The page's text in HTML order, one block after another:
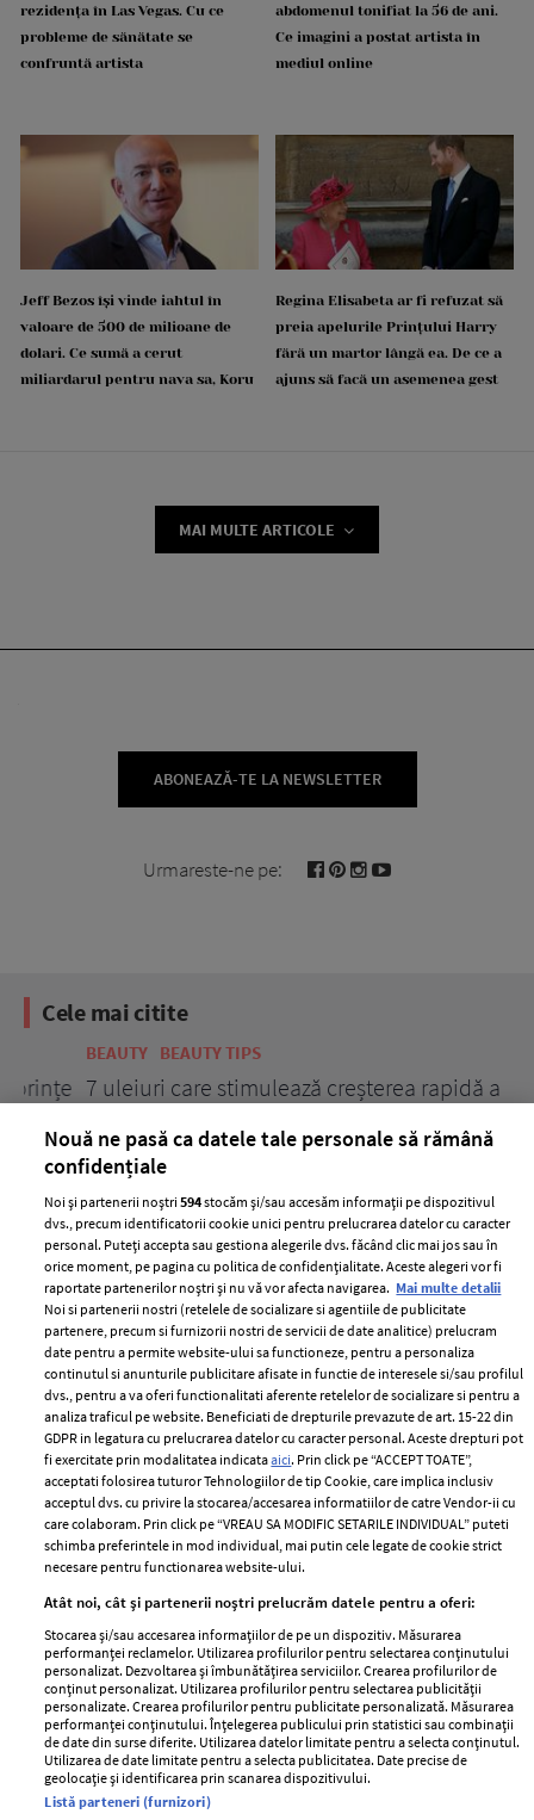
rezidența în Las Vegas. Cu ce
probleme de sănătate se
confruntă artista
abdomenul tonifiat la 56 de ani.
Ce imagini a postat artista în
mediul online
Jeff Bezos își vinde iahtul în
valoare de 500 de milioane de
dolari. Ce sumă a cerut
miliardarul pentru nava sa, Koru
Regina Elisabeta ar fi refuzat să
preia apelurile Prințului Harry
fără un martor lângă ea. De ce a
ajuns să facă un asemenea gest
MAI MULTE ARTICOLE
ABONEAZĂ-TE LA NEWSLETTER
Urmareste-ne pe:
Cele mai citite
BEAUTY TIPS
7 uleiuri care stimulează creșterea rapidă a
ELLE Style Awards
2024
Despre ELLE
Romania
Contact
Abonamente
Termeni si conditii
Politica de
confidențialitate
Politica de cookies
Publicitate
GSP
Unica
Baby
Retete
femei
Viva
Avantaje
Retete practice
Pariază responsabil! Decizia ONJN nr. 821/25.09.2025.
Jocurile de noroc sunt interzise minorilor.
Nouă ne pasă ca datele tale personale să rămână
confidențiale
Noi și partenerii noștri594stocăm și/sau accesăm informații pe dispozitivul
dvs., precum identificatorii cookie unici pentru prelucrarea datelor cu caracter
personal. Puteți accepta sau gestiona alegerile dvs. făcând clic mai jos sau în
orice moment, pe pagina cu politica de confidențialitate. Aceste alegeri vor fi
raportate partenerilor noștri și nu vă vor afecta navigarea. Mai multe detalii
Noi si partenerii nostri (retelele de socializare si agentiile de publicitate
partenere, precum si furnizorii nostri de servicii de date analitice) prelucram
date pentru a permite website-ului sa functioneze, pentru a personaliza
continutul si anunturile publicitare afisate in functie de interesele si/sau profilul
dvs., pentru a va oferi functionalitati aferente retelelor de socializare si pentru a
analiza traficul pe website. Beneficiati de drepturile prevazute de art. 15-22 din
GDPR in legatura cu prelucrarea datelor cu caracter personal. Aceste drepturi pot
fi exercitate prin modalitatea indicataaici. Prin click pe “ACCEPT TOATE”,
acceptati folosirea tuturor Tehnologiilor de tip Cookie, care implica inclusiv
acceptul dvs. cu privire la stocarea/accesarea informatiilor de catre Vendor-ii cu
care colaboram. Prin click pe “VREAU SA MODIFIC SETARILE INDIVIDUAL” puteti
schimba preferintele in mod individual, mai putin cele legate de cookie strict
necesare pentru functionarea website-ului.
Atât noi, cât și partenerii noștri prelucrăm datele pentru a oferi:
Stocarea și/sau accesarea informațiilor de pe un dispozitiv. Măsurarea
performanței reclamelor. Utilizarea profilurilor pentru selectarea conținutului
personalizat. Dezvoltarea și îmbunătățirea serviciilor. Crearea profilurilor de
conținut personalizat. Utilizarea profilurilor pentru selectarea publicității
personalizate. Crearea profilurilor pentru publicitate personalizată. Măsurarea
performanței conținutului. Înțelegerea publicului prin statistici sau combinații
de date din surse diferite. Utilizarea datelor limitate pentru a selecta conținutul.
Utilizarea de date limitate pentru a selecta publicitatea. Date precise de
geolocație și identificarea prin scanarea dispozitivului.
Listă parteneri (furnizori)